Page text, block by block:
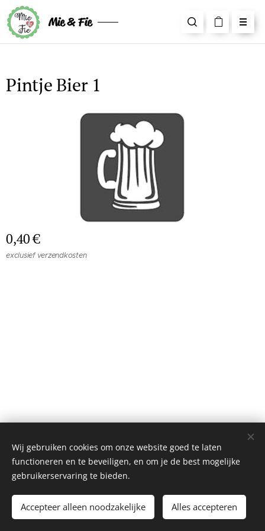
Mie & Fie
Pintje Bier 1
0,40€
exclusief verzendkosten
Toevoegen aan de winkelwagen
Tieltsebaan 108, 3200 Aarschot
Cookies
Wij gebruiken cookies om onze website goed te laten
functioneren en te beveiligen, en om je de best mogelijke
gebruikerservaring te bieden.
Accepteer alleen noodzakelijke Alles accepteren